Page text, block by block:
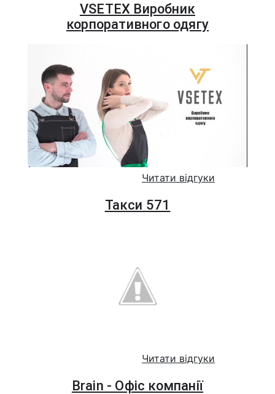
VSETEX Виробник
корпоративного одягу
Читати відгуки
Такси 571
Читати відгуки
Brain - Офіс компанії